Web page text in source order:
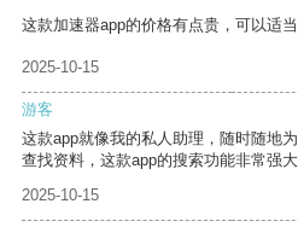
这款加速器app的价格有点贵，可以适
2025-10-15
游客
这款app就像我的私人助理，随时随地
查找资料，这款app的搜索功能非常强
2025-10-15